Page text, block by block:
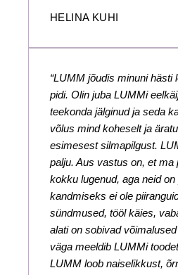
HELINA KUHI
“LUMM jõudis minuni hästi
pidi. Olin juba LUMMi
teekonda jälginud ja seda
võlus mind koheselt ja
esimesest silmapilgust.
palju. Aus vastus on, et ma
kokku lugenud, aga neid
kandmiseks ei ole
sündmused, tööl käies,
alati on sobivad
väga meeldib LUMMi
LUMM loob naiselikkust,